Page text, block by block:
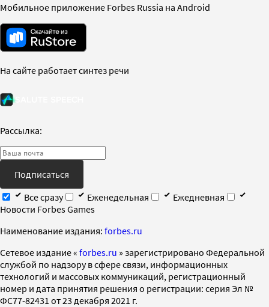
Мобильное приложение Forbes Russia на Android
На сайте работает синтез речи
Рассылка:
Подписаться
Все сразу
Еженедельная
Ежедневная
Новости Forbes Games
Наименование издания: forbes.ru
Cетевое издание « forbes.ru » зарегистрировано Федеральной
службой по надзору в сфере связи, информационных
технологий и массовых коммуникаций, регистрационный
номер и дата принятия решения о регистрации: серия Эл №
ФС77-82431 от 23 декабря 2021 г.